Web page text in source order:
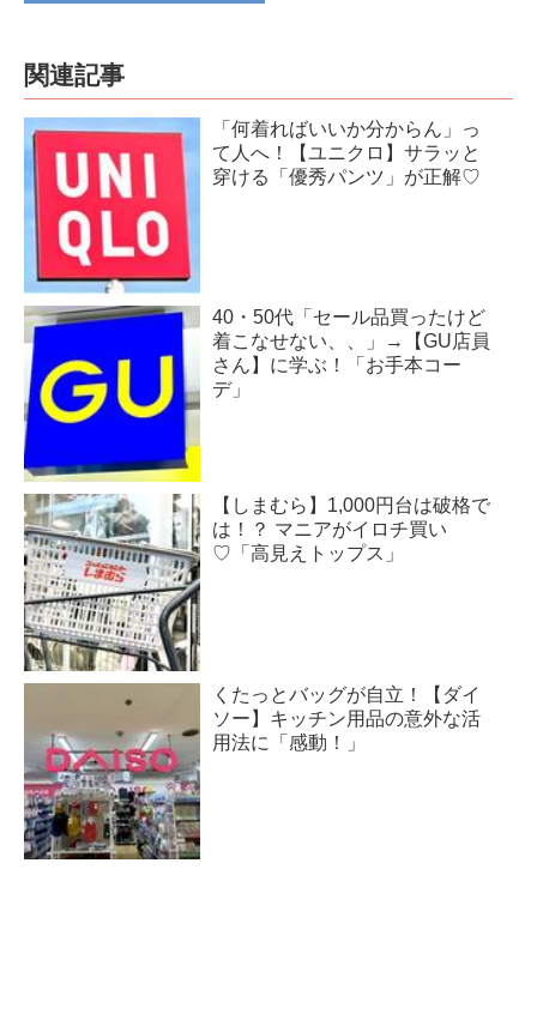
関連記事
「何着ればいいか分からん」っ
て人へ！【ユニクロ】サラッと
穿ける「優秀パンツ」が正解♡
40・50代「セール品買ったけど
着こなせない、、」→【GU店員
さん】に学ぶ！「お手本コー
デ」
【しまむら】1,000円台は破格で
は！？ マニアがイロチ買い
♡「高見えトップス」
くたっとバッグが自立！【ダイ
ソー】キッチン用品の意外な活
用法に「感動！」